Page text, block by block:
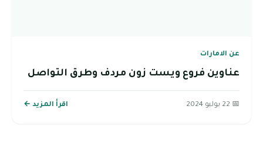
عن الامارات
عناوين فروع ويست زون مردف وطرق التواصل
📅 22 يوليو 2024 اقرأ المزيد ←